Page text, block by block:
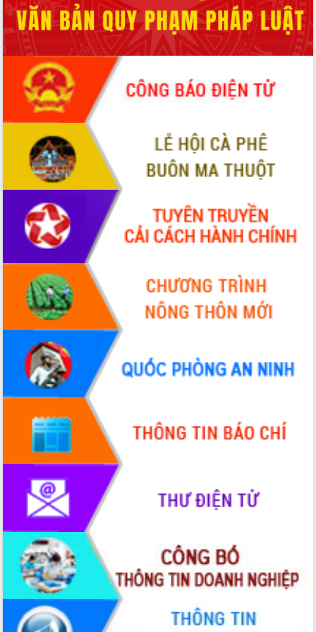
món ăn từ sầu riêng
Đắk Lắk công bố Quy hoạch và xúc
tiến đầu tư tỉnh
Ngành cá ngừ Đắk Lắk chủ động thích
ứng để giữ vững thị trường xuất khẩu
Diễn đàn Kinh tế tư nhân Việt Nam đột
phá cơ chế - Hợp tác công tư
Đề án 06 tạo bước ngoặt đột phá trong
cải cách hành chính tỉnh Đắk Lắk
Kết nối tour, đẩy mạnh chuyển đổi số
để phát triển du lịch Đắk Lắk
Khởi động Dự án Đầu tư xây dựng hạ
tầng kỹ thuật Cụm công nghiệp Tân
Gặp mặt các cơ quan báo chí nhân Kỷ
niệm 101 năm Ngày Báo chí Cách
Đắk Lắk sơ kết 4 năm triển khai thực
hiện Đề án 06 của Chính phủ
Họp báo thông tin về Hội nghị Công bố
Quy hoạch và Xúc tiến đầu tư tỉnh Đắk
Lắk
Khơi thông điểm nghẽn, đẩy nhanh
giải ngân vốn khắc phục thiên tai
HĐND tỉnh thông qua điều chỉnh Quy
hoạch tỉnh thời kỳ 2021-2030
Hội thảo góp ý hồ sơ điều chỉnh quy
hoạch tỉnh Đắk Lắk thời kỳ 2021-2030,
tầm nhìn đến năm 2050
Nâng cao hiệu quả hoạt động của các
Hội nghị triển khai kết nối mạng
truyền số liệu chuyên dùng phục vụ cơ
quan Đảng, Nhà nước
Lễ phát động chuỗi hoạt động chung
tay làm sạch môi trường
Xã Ea Kar bước chuyển mình trong
công tác cải cách hành chính mô hình
mới
UBND tỉnh họp báo định kỳ tháng 4
năm 2026